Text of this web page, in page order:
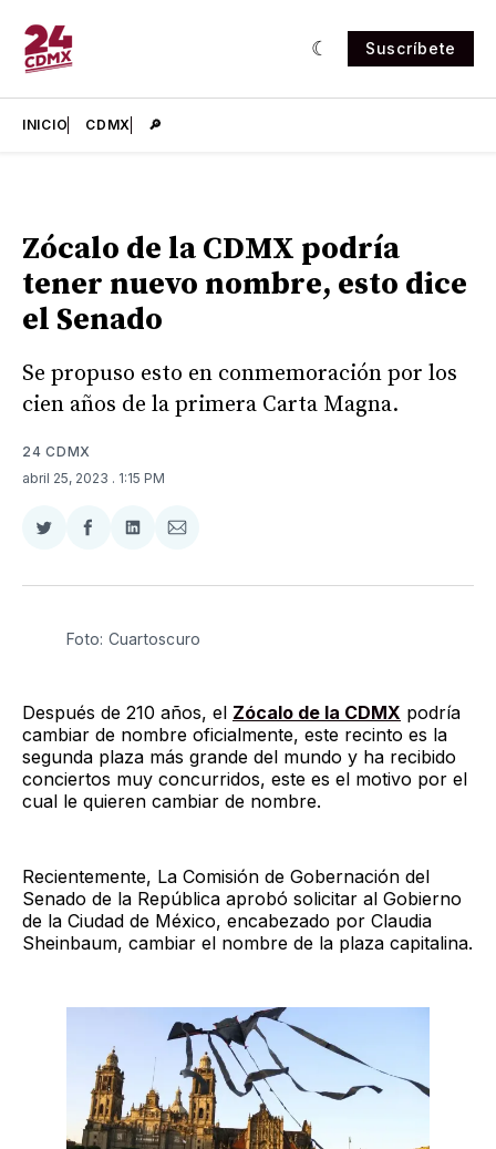
Suscríbete
INICIO CDMX 🔎
Zócalo de la CDMX podría
tener nuevo nombre, esto dice
el Senado
Se propuso esto en conmemoración por los
cien años de la primera Carta Magna.
24 CDMX
abril 25, 2023 . 1:15 PM
Compartir
Twitter
Compartir
Facebook
Compartir
LinkedIn
Compartir
Email
Foto: Cuartoscuro
Después de 210 años, el Zócalo de la CDMX podría
cambiar de nombre oficialmente, este recinto es la
segunda plaza más grande del mundo y ha recibido
conciertos muy concurridos, este es el motivo por el
cual le quieren cambiar de nombre.
Recientemente, La Comisión de Gobernación del
Senado de la República aprobó solicitar al Gobierno
de la Ciudad de México, encabezado por Claudia
Sheinbaum, cambiar el nombre de la plaza capitalina.